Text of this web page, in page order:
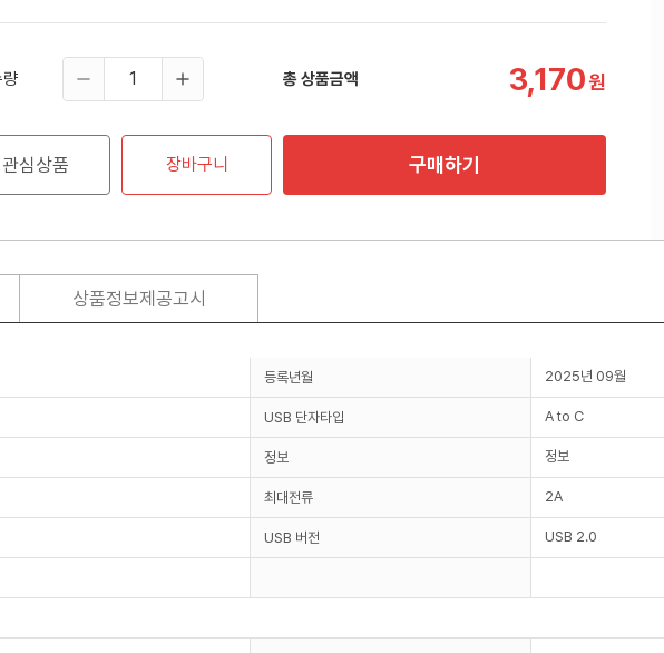
량 총 상품금액 3,170원
관심상품 장바구니 구매하기
상품정보제공고시
등록년월 2025년 09월
USB 단자타입 A to C
정보 정보
최대전류 2A
USB 버전 USB 2.0